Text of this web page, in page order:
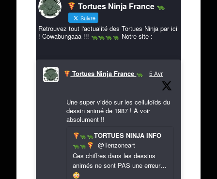
Tortues Ninja France
Suivre
Retrouvez tout l'actualité des Tortues Ninja par ici
! Cowabungaaa !!!
Notre site :
Tortues Ninja France 5 Avr
Une super vidéo sur les celluloïds du
dessin animé de 1987 ! A voir
absolument !!
TORTUES NINJA INFO
@Tenzoneart
Ces chiffres dans les dessins
animés ne sont PAS une erreur…